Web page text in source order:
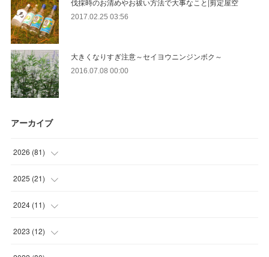
伐採時のお清めやお祓い方法で大事なこと|剪定屋空
2017.02.25 03:56
大きくなりすぎ注意～セイヨウニンジンボク～
2016.07.08 00:00
アーカイブ
2026 (81)
(12 )
(30 )
(23
(10
2025 (21)
(2
(9
(7
2024 (11)
(1
2023 (12)